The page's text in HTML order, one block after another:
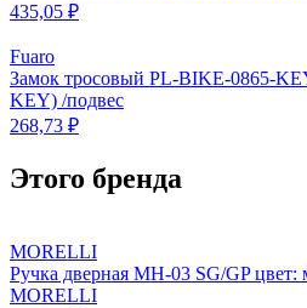
435,05 ₽
Fuaro
Замок тросовый PL-BIKE-0865-
KEY) /подвес
268,73 ₽
Этого бренда
MORELLI
Ручка дверная MH-03 SG/GP цвет:
MORELLI